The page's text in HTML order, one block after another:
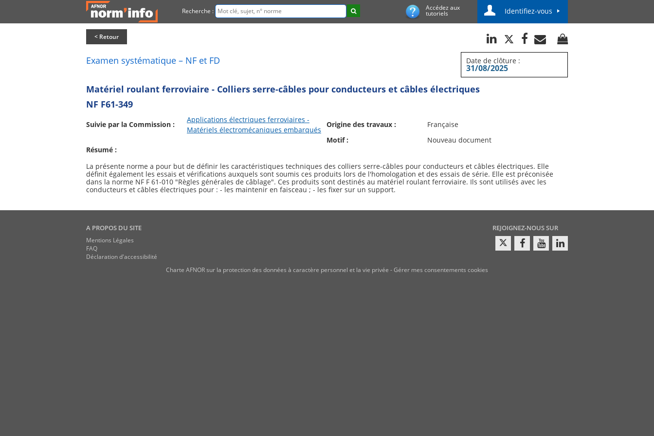
Recherche : Accédez aux
tutoriels Identifiez-vous
< Retour
Examen systématique – NF et FD Date de clôture :
31/08/2025
Matériel roulant ferroviaire - Colliers serre-câbles pour conducteurs et câbles électriques
NF F61-349
Suivie par la Commission :
Applications électriques ferroviaires -
Matériels électromécaniques embarqués
Origine des travaux :
Française
Motif :
Nouveau document
Résumé :
La présente norme a pour but de définir les caractéristiques techniques des colliers serre-câbles pour conducteurs et câbles électriques. Elle
définit également les essais et vérifications auxquels sont soumis ces produits lors de l'homologation et des essais de série. Elle est préconisée
dans la norme NF F 61-010 "Règles générales de câblage". Ces produits sont destinés au matériel roulant ferroviaire. Ils sont utilisés avec les
A PROPOS DU SITE
Mentions Légales
FAQ
Déclaration d'accessibilité
REJOIGNEZ-NOUS SUR
Charte AFNOR sur la protection des données à caractère personnel et la vie privée -Gérer mes consentements cookies